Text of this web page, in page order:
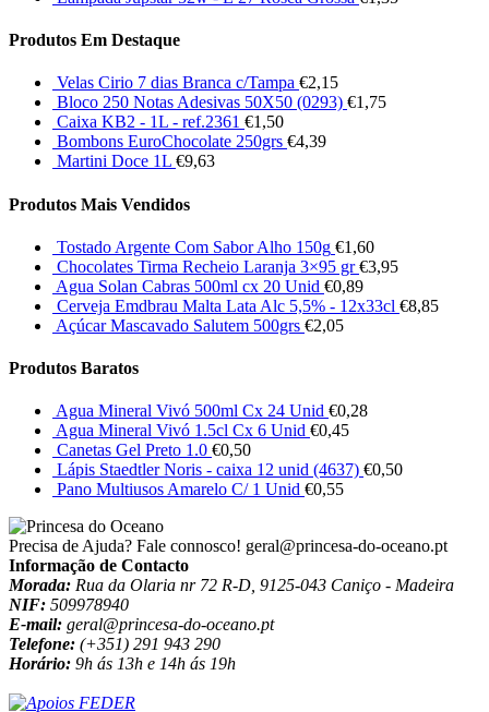
Produtos Em Destaque
Velas Cirio 7 dias Branca c/Tampa €2,15
Bloco 250 Notas Adesivas 50X50 (0293) €1,75
Caixa KB2 - 1L - ref.2361 €1,50
Bombons EuroChocolate 250grs €4,39
Martini Doce 1L €9,63
Produtos Mais Vendidos
Tostado Argente Com Sabor Alho 150g €1,60
Chocolates Tirma Recheio Laranja 3×95 gr €3,95
Agua Solan Cabras 500ml cx 20 Unid €0,89
Cerveja Emdbrau Malta Lata Alc 5,5% - 12x33cl €8,85
Açúcar Mascavado Salutem 500grs €2,05
Produtos Baratos
Agua Mineral Vivó 500ml Cx 24 Unid €0,28
Agua Mineral Vivó 1.5cl Cx 6 Unid €0,45
Canetas Gel Preto 1.0 €0,50
Lápis Staedtler Noris - caixa 12 unid (4637) €0,50
Pano Multiusos Amarelo C/ 1 Unid €0,55
Precisa de Ajuda? Fale connosco! geral@princesa-do-oceano.pt
Informação de Contacto
Morada: Rua da Olaria nr 72 R-D, 9125-043 Caniço - Madeira
NIF: 509978940
E-mail: geral@princesa-do-oceano.pt
Telefone: (+351) 291 943 290
Horário: 9h ás 13h e 14h ás 19h